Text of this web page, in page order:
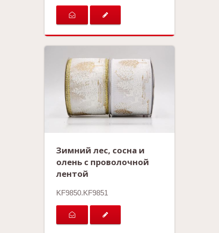
Зимний лес, сосна и
олень с проволочной
лентой
KF9850.KF9851